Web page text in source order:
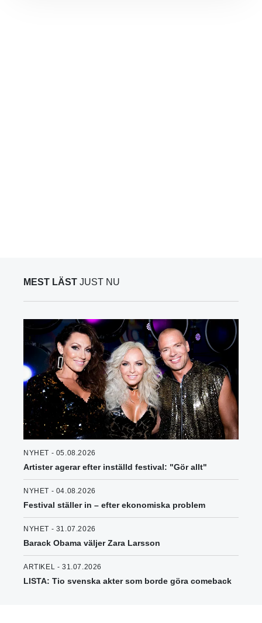
MEST LÄST JUST NU
NYHET - 05.08.2026
Artister agerar efter inställd festival: "Gör allt"
NYHET - 04.08.2026
Festival ställer in – efter ekonomiska problem
NYHET - 31.07.2026
Barack Obama väljer Zara Larsson
ARTIKEL - 31.07.2026
LISTA: Tio svenska akter som borde göra comeback